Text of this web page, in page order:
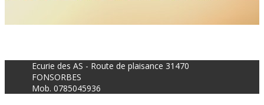
Ecurie des AS - Route de plaisance 31470
FONSORBES
Mob. 0785045936